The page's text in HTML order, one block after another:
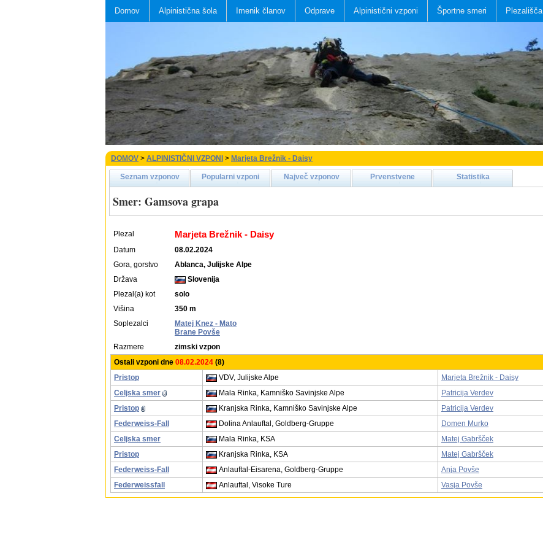
Domov Alpinistična šola Imenik članov Odprave Alpinistični vzponi Športne smeri Plezališča
DOMOV > ALPINISTIČNI VZPONI > Marjeta Brežnik - Daisy
Seznam vzponov Popularni vzponi Največ vzponov Prvenstvene Statistika
Smer: Gamsova grapa
Plezal Marjeta Brežnik - Daisy
Datum
08.02.2024
Gora, gorstvo
Ablanca, Julijske Alpe
Država
Slovenija
Plezal(a) kot
solo
Višina
350 m
Soplezalci
Matej Knez - Mato
Brane Povše
Razmere
zimski vzpon
Ostali vzponi dne 08.02.2024 (8)
Pristop
VDV, Julijske Alpe
Marjeta Brežnik - Daisy
Celjska smer
Mala Rinka, Kamniško Savinjske Alpe
Patricija Verdev
Pristop
Kranjska Rinka, Kamniško Savinjske Alpe
Patricija Verdev
Federweiss-Fall
Dolina Anlauftal, Goldberg-Gruppe
Domen Murko
Celjska smer
Mala Rinka, KSA
Matej Gabršček
Pristop
Kranjska Rinka, KSA
Matej Gabršček
Federweiss-Fall
Anlauftal-Eisarena, Goldberg-Gruppe
Anja Povše
Federweissfall
Anlauftal, Visoke Ture Vasja Povše